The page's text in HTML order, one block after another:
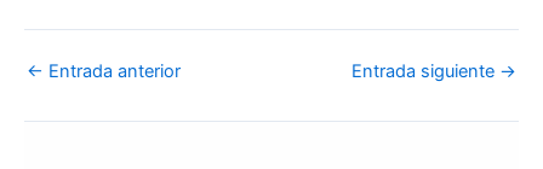
← Entrada anterior Entrada siguiente →